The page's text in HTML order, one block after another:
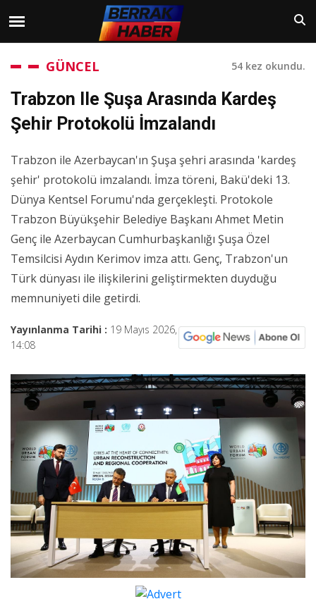
GÜNCEL 54 kez okundu.
Trabzon Ile Şuşa Arasında Kardeş
Şehir Protokolü İmzalandı
Trabzon ile Azerbaycan'ın Şuşa şehri arasında 'kardeş
şehir' protokolü imzalandı. İmza töreni, Bakü'deki 13.
Dünya Kentsel Forumu'nda gerçekleşti. Protokole
Trabzon Büyükşehir Belediye Başkanı Ahmet Metin
Genç ile Azerbaycan Cumhurbaşkanlığı Şuşa Özel
Temsilcisi Aydın Kerimov imza attı. Genç, Trabzon'un
Türk dünyası ile ilişkilerini geliştirmekten duyduğu
memnuniyeti dile getirdi.
Yayınlanma Tarihi : 19 Mayıs 2026,
14:08